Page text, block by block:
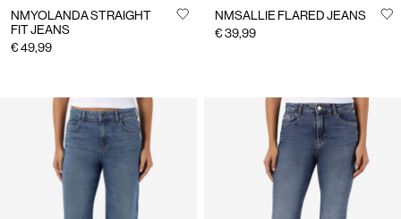
NMYOLANDA STRAIGHT
FIT JEANS
€ 49,99
NMSALLIE FLARED JEANS
€ 39,99